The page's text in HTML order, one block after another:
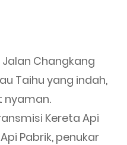
Jalan Changkang
Taihu yang indah,
nyaman.
Kereta Api
Pabrik, penukar